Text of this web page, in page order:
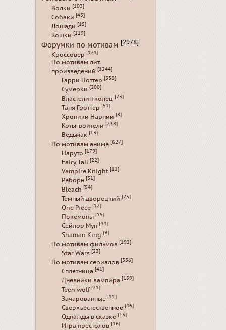
Волки [103]
Собаки [43]
Лошади [15]
Кошки [119]
Форумки по мотивам [2978]
Кроссовер [121]
По мотивам лит.
произведений [1244]
Гарри Поттер [538]
Сумерки [200]
Властелин колец [23]
Таня Гроттер [51]
Хроники Нарнии [8]
Коты-воители [238]
Ведьмак [13]
По мотивам аниме [627]
Наруто [179]
Fairy Tail [22]
Vampire Knight [11]
Реборн [31]
Bleach [54]
Темный дворецкий [25]
One Piece [12]
Покемоны [15]
Сейлор Мун [44]
Shaman King [9]
По мотивам фильмов [192]
Star Wars [23]
По мотивам сериалов [536]
Сплетница [41]
Дневники вампира [159]
Teen wolf [21]
Зачарованные [11]
Сверхъестественное [46]
Однажды в сказке [15]
Игра престолов [16]